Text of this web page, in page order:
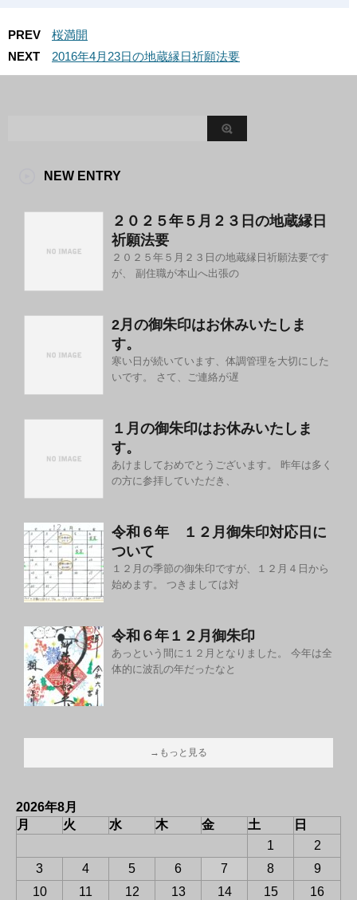
PREV
桜満開
NEXT
2016年4月23日の地蔵縁日祈願法要
NEW ENTRY
２０２５年５月２３日の地蔵縁日
祈願法要
２０２５年５月２３日の地蔵縁日祈願法要です
が、 副住職が本山へ出張の
2月の御朱印はお休みいたしま
す。
寒い日が続いています、体調管理を大切にした
いです。 さて、ご連絡が遅
１月の御朱印はお休みいたしま
す。
あけましておめでとうございます。 昨年は多く
の方に参拝していただき、
令和６年 １２月御朱印対応日に
ついて
１２月の季節の御朱印ですが、１２月４日から
始めます。 つきましては対
令和６年１２月御朱印
あっという間に１２月となりました。 今年は全
体的に波乱の年だったなと
→もっと見る
2026年8月
月
火 水 木 金 土
日
1
2
3
4 5 6 7 8
9
10
11 12 13 14 15
16